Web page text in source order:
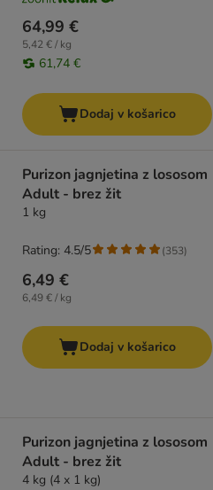
64,99 €
5,42 € / kg
61,74 €
Dodaj v košarico
Purizon jagnjetina z lososom
Adult - brez žit
1 kg
6,49 €
6,49 € / kg
Rating: 4.5/5 (353)
Dodaj v košarico
Purizon jagnjetina z lososom
Adult - brez žit
4 kg (4 x 1 kg)